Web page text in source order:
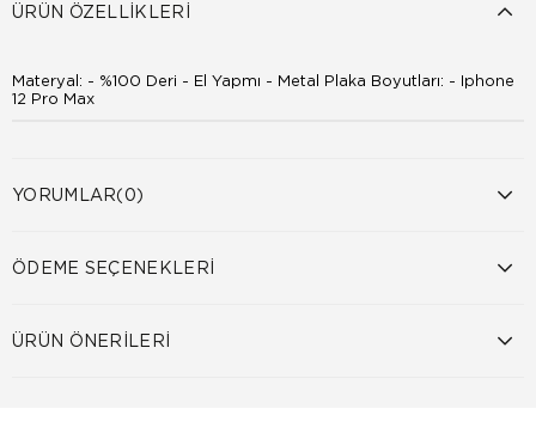
ÜRÜN ÖZELLIKLERI
Materyal: - %100 Deri - El Yapmı - Metal Plaka Boyutları: - Iphone
12 Pro Max
YORUMLAR(0)
ÖDEME SEÇENEKLERI
ÜRÜN ÖNERILERI